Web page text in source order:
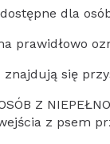
dla
prawidłowo
się
Z
z psem